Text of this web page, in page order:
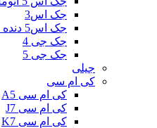
جک اس3
جک اس5 دنده ای
جک جی 4
جک جی 5
جیلی
کی ام سی
کی ام سی A5
کی ام سی J7
کی ام سی K7